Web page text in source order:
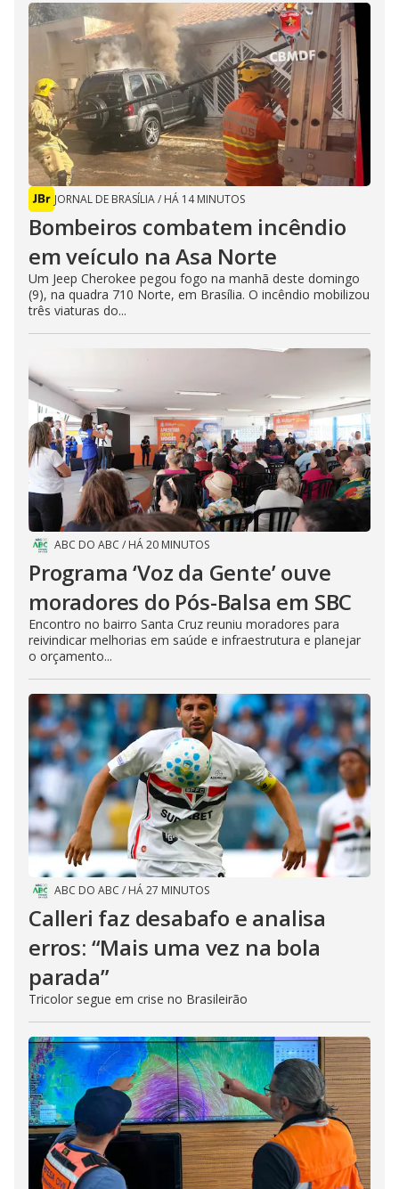
JORNAL DE BRASÍLIA/ HÁ 14 MINUTOS
Bombeiros combatem incêndio
em veículo na Asa Norte
Um Jeep Cherokee pegou fogo na manhã deste domingo
(9), na quadra 710 Norte, em Brasília. O incêndio mobilizou
três viaturas do...
ABC DO ABC / HÁ 20 MINUTOS
Programa ‘Voz da Gente’ ouve
moradores do Pós-Balsa em SBC
Encontro no bairro Santa Cruz reuniu moradores para
reivindicar melhorias em saúde e infraestrutura e planejar
o orçamento...
ABC DO ABC / HÁ 27 MINUTOS
Calleri faz desabafo e analisa
erros: “Mais uma vez na bola
parada”
Tricolor segue em crise no Brasileirão